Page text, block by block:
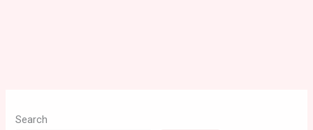
Search